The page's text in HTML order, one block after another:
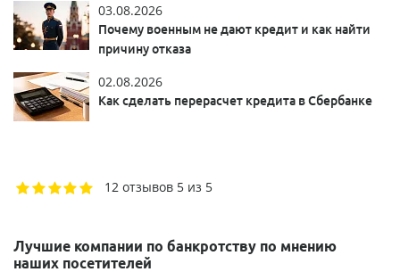
03.08.2026
Почему военным не дают кредит и как найти
причину отказа
02.08.2026
Как сделать перерасчет кредита в Сбербанке
12 отзывов 5 из 5
Лучшие компании по банкротству по мнению
наших посетителей